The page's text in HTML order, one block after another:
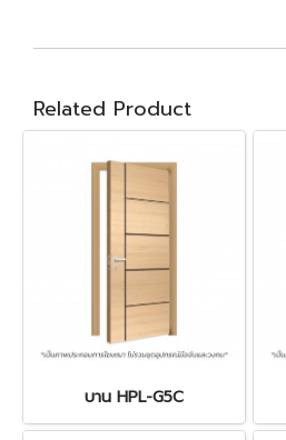
Related Product
บาน HPL-G5C